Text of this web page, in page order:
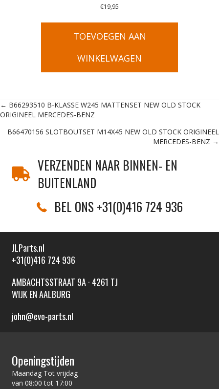
€19,95
TOEVOEGEN AAN
WINKELWAGEN
Posts
navigation
← B66293510 B-KLASSE W245 MATTENSET NEW OLD STOCK
ORIGINEEL MERCEDES-BENZ
B66470156 SLOTBOUTSET M14X45 NEW OLD STOCK ORIGINEEL
MERCEDES-BENZ →
VERZENDEN NAAR BINNEN- EN
BUITENLAND
BEL ONS +31(0)416 724 936
JLParts.nl
+31(0)416 724 936
AMBACHTSSTRAAT 9A · 4261 TJ
WIJK EN AALBURG
john@evo-parts.nl
Openingstijden
Maandag Tot vrijdag
van 08:00 tot 17:00